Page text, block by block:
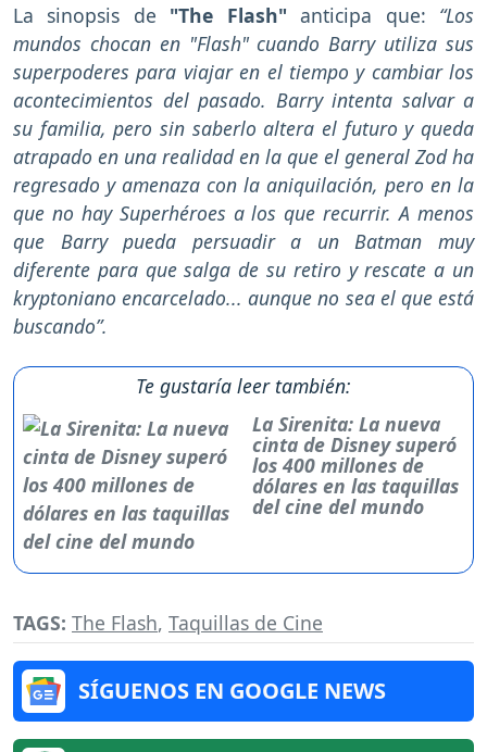
La sinopsis de "The Flash"anticipa que: “Los
mundos chocan en "Flash" cuando Barry utiliza sus
superpoderes para viajar en el tiempo y cambiar los
acontecimientos del pasado. Barry intenta salvar a
su familia, pero sin saberlo altera el futuro y queda
atrapado en una realidad en la que el general Zod ha
regresado y amenaza con la aniquilación, pero en la
que no hay Superhéroes a los que recurrir. A menos
que Barry pueda persuadir a un Batman muy
diferente para que salga de su retiro y rescate a un
kryptoniano encarcelado... aunque no sea el que está
buscando”.
Te gustaría leer también:
La Sirenita: La nueva
cinta de Disney superó
los 400 millones de
dólares en las taquillas
del cine del mundo
TAGS: The Flash, Taquillas de Cine
SÍGUENOS EN GOOGLE NEWS